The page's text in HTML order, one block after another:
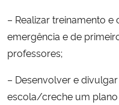
– Realizar treinamento
emergência e de
professores;
– Desenvolver e
escola/creche um